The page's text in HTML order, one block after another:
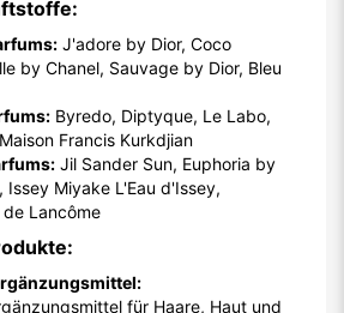
J'adore by Dior, Coco
by Chanel, Sauvage by Dior, Bleu
Byredo, Diptyque, Le Labo,
Francis Kurkdjian
Jil Sander Sun, Euphoria by
Issey Miyake L'Eau d'Issey,
Lancôme
für Haare, Haut und